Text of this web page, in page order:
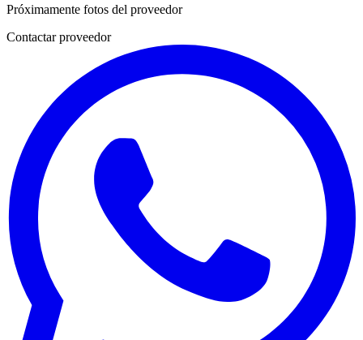
Próximamente fotos del proveedor
Contactar proveedor